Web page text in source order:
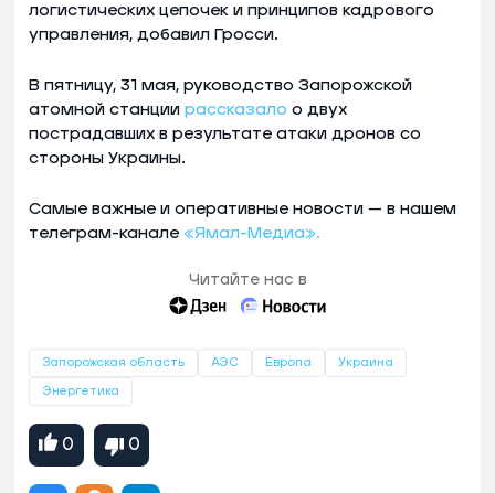
логистических цепочек и принципов кадрового
управления, добавил Гросси.
В пятницу, 31 мая, руководство Запорожской
атомной станции рассказало о двух
пострадавших в результате атаки дронов со
стороны Украины.
Самые важные и оперативные новости — в нашем
телеграм-канале «Ямал-Медиа».
Читайте нас в
Запорожская область АЭС Европа Украина
Энергетика
0 0